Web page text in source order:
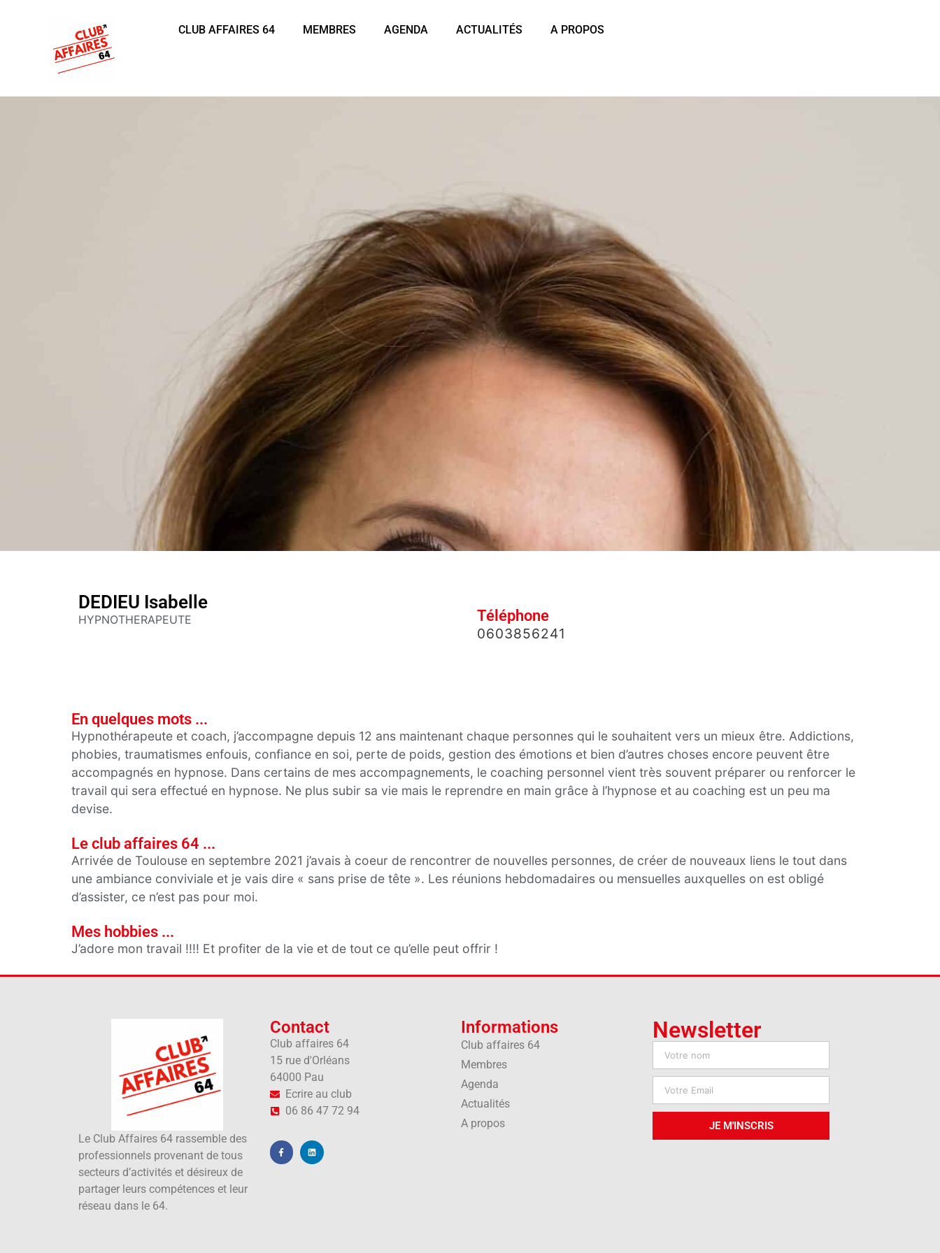
CLUB AFFAIRES 64 MEMBRES AGENDA ACTUALITÉS A PROPOS
DEDIEU Isabelle
HYPNOTHERAPEUTE Téléphone
0603856241
En quelques mots ...
Hypnothérapeute et coach, j’accompagne depuis 12 ans maintenant chaque personnes qui le souhaitent vers un mieux être. Addictions,
phobies, traumatismes enfouis, confiance en soi, perte de poids, gestion des émotions et bien d’autres choses encore peuvent être
accompagnés en hypnose. Dans certains de mes accompagnements, le coaching personnel vient très souvent préparer ou renforcer le
travail qui sera effectué en hypnose. Ne plus subir sa vie mais le reprendre en main grâce à l’hypnose et au coaching est un peu ma
devise.
Le club affaires 64 ...
Arrivée de Toulouse en septembre 2021 j’avais à coeur de rencontrer de nouvelles personnes, de créer de nouveaux liens le tout dans
une ambiance conviviale et je vais dire « sans prise de tête ». Les réunions hebdomadaires ou mensuelles auxquelles on est obligé
d’assister, ce n’est pas pour moi.
Mes hobbies ...
J’adore mon travail !!!! Et profiter de la vie et de tout ce qu’elle peut offrir !
Le Club Affaires 64 rassemble des
professionnels provenant de tous
secteurs d’activités et désireux de
partager leurs compétences et leur
réseau dans le 64.
Contact
Club affaires 64
15 rue d'Orléans
64000 Pau
Ecrire au club
06 86 47 72 94
Informations
Club affaires 64
Membres
Agenda
Actualités
A propos
Newsletter
JE M'INSCRIS